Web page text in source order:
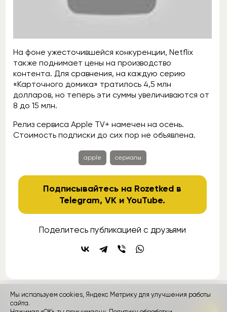
На фоне ужесточившейся конкуренции, Netflix
также поднимает цены на производство
контента. Для сравнения, на каждую серию
«Карточного домика» тратилось 4,5 млн
долларов, но теперь эти суммы увеличиваются от
8 до 15 млн.
Релиз сервиса Apple TV+ намечен на осень.
Стоимость подписки до сих пор не объявлена.
apple сериалы
Подписывайтесь на Rozetked в
Telegram,VK иYouTube.
Поделитесь публикацией с друзьями
контакты
Мы используем cookies, Яндекс Метрику для улучшения работы
сайта.